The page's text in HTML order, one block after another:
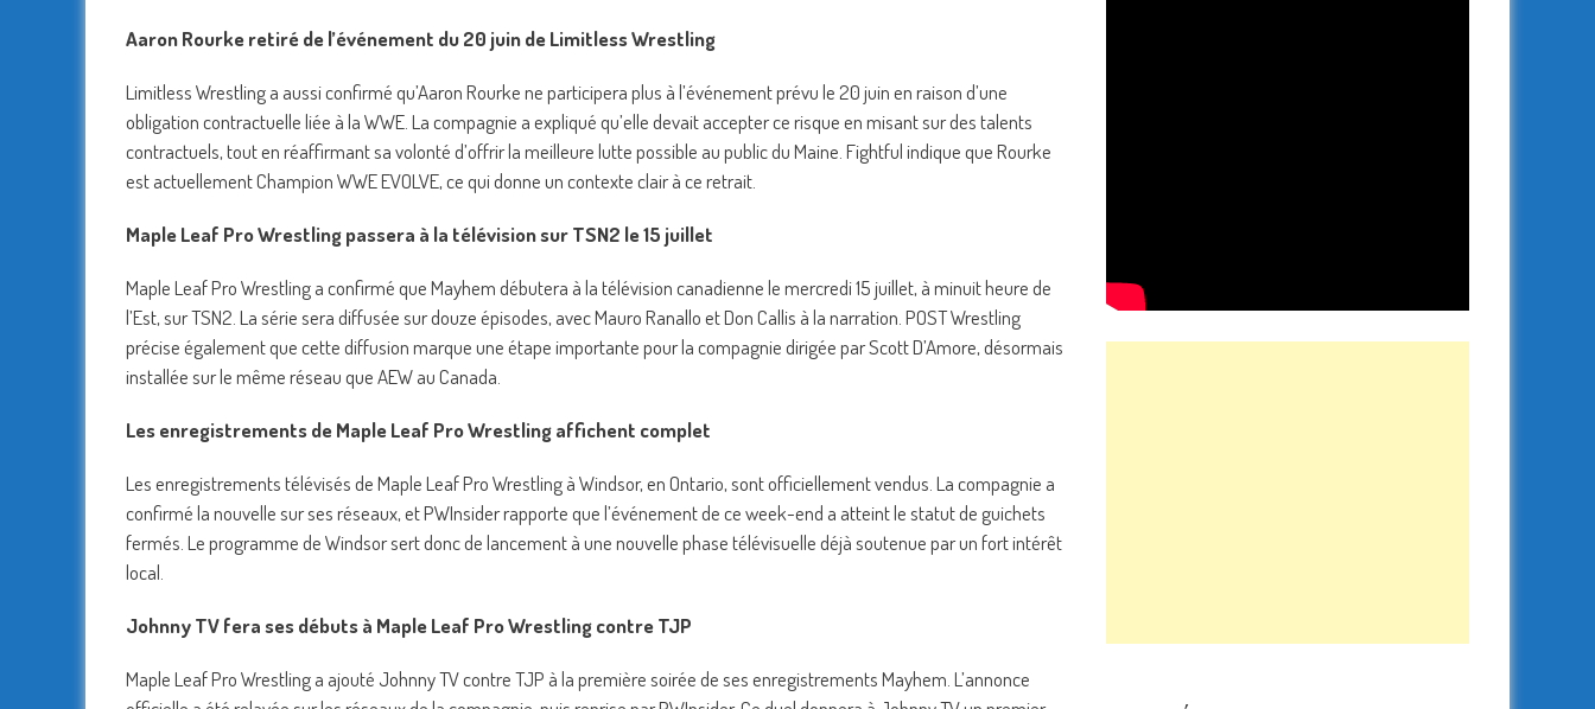
Aaron Rourke retiré de l’événement du 20 juin de Limitless Wrestling
Limitless Wrestling a aussi confirmé qu’Aaron Rourke ne participera plus à l’événement prévu le 20 juin en raison d’une
obligation contractuelle liée à la WWE. La compagnie a expliqué qu’elle devait accepter ce risque en misant sur des talents
contractuels, tout en réaffirmant sa volonté d’offrir la meilleure lutte possible au public du Maine. Fightful indique que Rourke
est actuellement Champion WWE EVOLVE, ce qui donne un contexte clair à ce retrait.
Maple Leaf Pro Wrestling passera à la télévision sur TSN2 le 15 juillet
Maple Leaf Pro Wrestling a confirmé que Mayhem débutera à la télévision canadienne le mercredi 15 juillet, à minuit heure de
l’Est, sur TSN2. La série sera diffusée sur douze épisodes, avec Mauro Ranallo et Don Callis à la narration. POST Wrestling
précise également que cette diffusion marque une étape importante pour la compagnie dirigée par Scott D’Amore, désormais
installée sur le même réseau que AEW au Canada.
Les enregistrements de Maple Leaf Pro Wrestling affichent complet
Les enregistrements télévisés de Maple Leaf Pro Wrestling à Windsor, en Ontario, sont officiellement vendus. La compagnie a
confirmé la nouvelle sur ses réseaux, et PWInsider rapporte que l’événement de ce week-end a atteint le statut de guichets
fermés. Le programme de Windsor sert donc de lancement à une nouvelle phase télévisuelle déjà soutenue par un fort intérêt
local.
Johnny TV fera ses débuts à Maple Leaf Pro Wrestling contre TJP
Maple Leaf Pro Wrestling a ajouté Johnny TV contre TJP à la première soirée de ses enregistrements Mayhem. L’annonce